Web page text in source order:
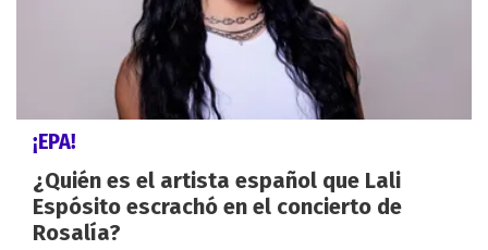
¡EPA!
¿Quién es el artista español que Lali
Espósito escrachó en el concierto de
Rosalía?